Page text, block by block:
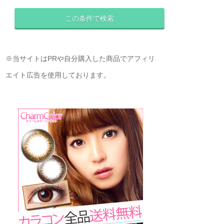
※当サイトはPRや自分購入した商品でアフィリ
エイト広告を使用しております。